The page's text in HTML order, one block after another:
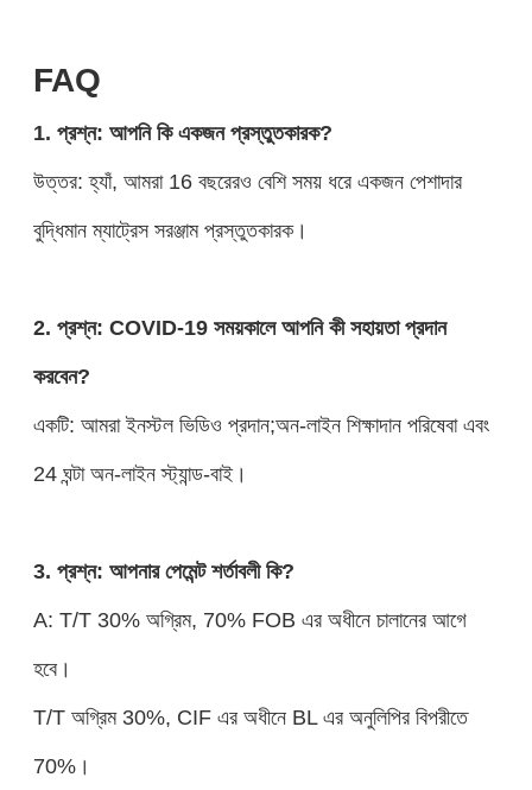
FAQ
1. প্রশ্ন: আপনি কি একজন প্রস্তুতকারক?
উত্তর: হ্যাঁ, আমরা 16 বছরেরও বেশি সময় ধরে একজন পেশাদার
বুদ্ধিমান ম্যাট্রেস সরঞ্জাম প্রস্তুতকারক।
2. প্রশ্ন: COVID-19 সময়কালে আপনি কী সহায়তা প্রদান
করবেন?
একটি: আমরা ইনস্টল ভিডিও প্রদান;অন-লাইন শিক্ষাদান পরিষেবা এবং
24 ঘন্টা অন-লাইন স্ট্যান্ড-বাই।
3. প্রশ্ন: আপনার পেমেন্ট শর্তাবলী কি?
A: T/T 30% অগ্রিম, 70% FOB এর অধীনে চালানের আগে
হবে।
T/T অগ্রিম 30%, CIF এর অধীনে BL এর অনুলিপির বিপরীতে
70%।